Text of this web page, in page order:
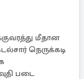
மீதான
நெருக்கடி
படை